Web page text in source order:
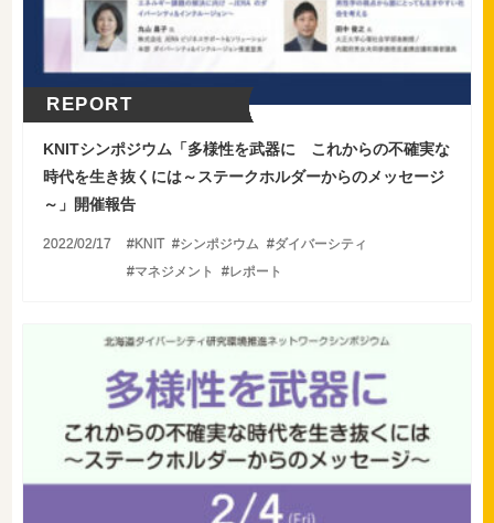
REPORT
KNITシンポジウム「多様性を武器に これからの不確実な
時代を生き抜くには～ステークホルダーからのメッセージ
～」開催報告
2022/02/17 KNIT シンポジウム
ダイバーシティ
マネジメント
レポート